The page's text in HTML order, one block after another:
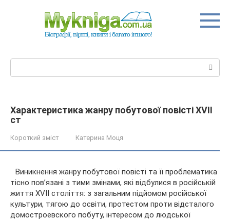
Характеристика жанру побутової повісті XVII
ст
Короткий зміст Катерина Моця
Виникнення жанру побутової повісті та її проблематика
тісно пов’язані з тими змінами, які відбулися в російській
життя XVII століття: з загальним підйомом російської
культури, тягою до освіти, протестом проти відсталого
домостроевского побуту, інтересом до людської